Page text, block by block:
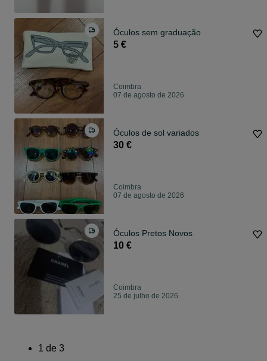
Óculos sem graduação
5 €
Coimbra
07 de agosto de 2026
Óculos de sol variados
30 €
Coimbra
07 de agosto de 2026
Óculos Pretos Novos
10 €
Coimbra
25 de julho de 2026
1 de 3